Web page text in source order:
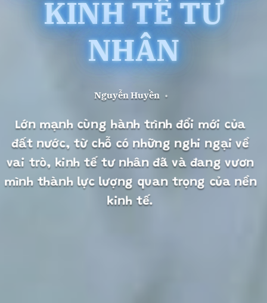
KINH TẾ TƯ
NHÂN
Nguyễn Huyền •
Lớn mạnh cùng hành trình đổi mới của
đất nước, từ chỗ có những nghi ngại về
vai trò, kinh tế tư nhân đã và đang vươn
thành lực lượng quan trọng của nền
kinh tế.